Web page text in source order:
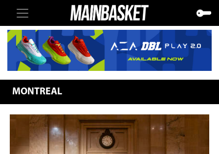
MONTREAL